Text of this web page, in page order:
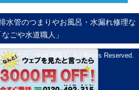
水管のつまりやお風呂・水漏れ修理な
なごや水道職人」
© なごや水道職人. All Rights Reserved.